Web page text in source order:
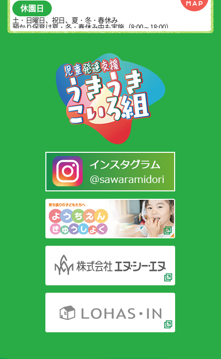
休園日
土・日曜日、祝日、夏・冬・春休み
預かり保育は夏・冬・春休み中も実施（8:00～18:00）